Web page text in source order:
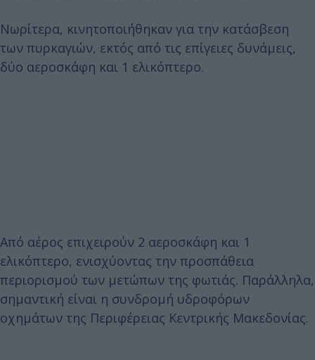
Νωρίτερα, κινητοποιήθηκαν για την κατάσβεση
των πυρκαγιών, εκτός από τις επίγειες δυνάμεις,
δύο αεροσκάφη και 1 ελικόπτερο.
Από αέρος επιχειρούν 2 αεροσκάφη και 1
ελικόπτερο, ενισχύοντας την προσπάθεια
περιορισμού των μετώπων της φωτιάς. Παράλληλα,
σημαντική είναι η συνδρομή υδροφόρων
οχημάτων της Περιφέρειας Κεντρικής Μακεδονίας.